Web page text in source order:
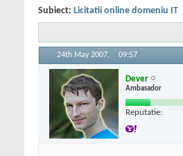
Subiect: Licitatii online domeniu IT
24th May 2007, 09:57
Dever
Ambasador
Reputatie: